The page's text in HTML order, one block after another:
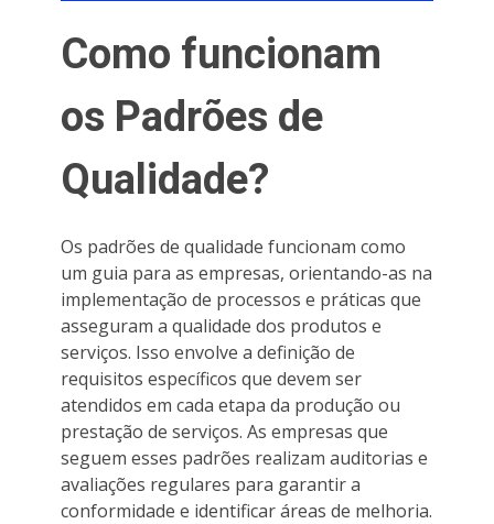
Como funcionam
os Padrões de
Qualidade?
Os padrões de qualidade funcionam como
um guia para as empresas, orientando-as na
implementação de processos e práticas que
asseguram a qualidade dos produtos e
serviços. Isso envolve a definição de
requisitos específicos que devem ser
atendidos em cada etapa da produção ou
prestação de serviços. As empresas que
seguem esses padrões realizam auditorias e
avaliações regulares para garantir a
conformidade e identificar áreas de melhoria.